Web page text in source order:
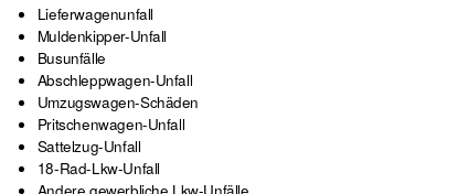
Lieferwagenunfall
Muldenkipper-Unfall
Busunfälle
Abschleppwagen-Unfall
Umzugswagen-Schäden
Pritschenwagen-Unfall
Sattelzug-Unfall
18-Rad-Lkw-Unfall
Andere gewerbliche Lkw-Unfälle